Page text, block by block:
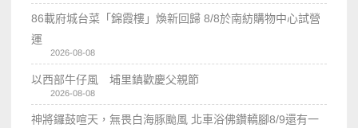
86載府城台菜「錦霞樓」煥新回歸 8/8於南紡購物中心試營
運
2026-08-08
以西部牛仔風 埔里鎮歡慶父親節
2026-08-08
神將鑼鼓喧天，無畏白海豚颱風 北車浴佛鑽轎腳8/9還有一